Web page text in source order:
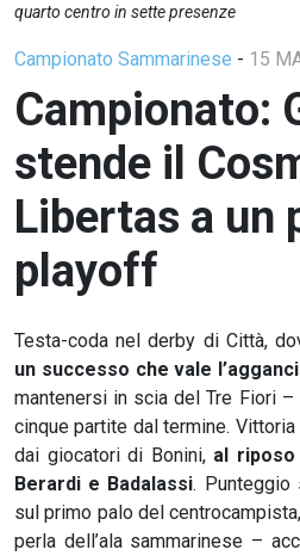
quarto centro in sette presenze
Campionato Sammarinese - 15
Campionato:
stende il
Libertas a un
playoff
Testa-coda nel derby di Città,
un successo che vale
mantenersi in scia del Tre Fiori
cinque partite dal termine.
dai giocatori di Bonini, al
Berardi e Badalassi. Punteggio
sul primo palo del
perla dell’ala sammarinese –